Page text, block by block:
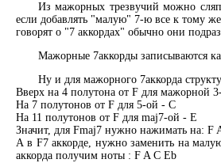
Из мажорных трезвучий можно
если добавлять "малую" 7-ю все к тому
говорят о "7 аккордах" обычно они
Мажорные 7аккорды записываются
Ну и для мажорного 7аккорда
Вверх на 4 полутона от F для мажорной
На 7 полутонов от F для 5-ой - C
На 11 полутонов от F для maj7-ой - E
Значит, для Fmaj7 нужно нажимать на: F
А в F7 аккорде, нужно заменить на
аккорда получим ноты : F A C Eb